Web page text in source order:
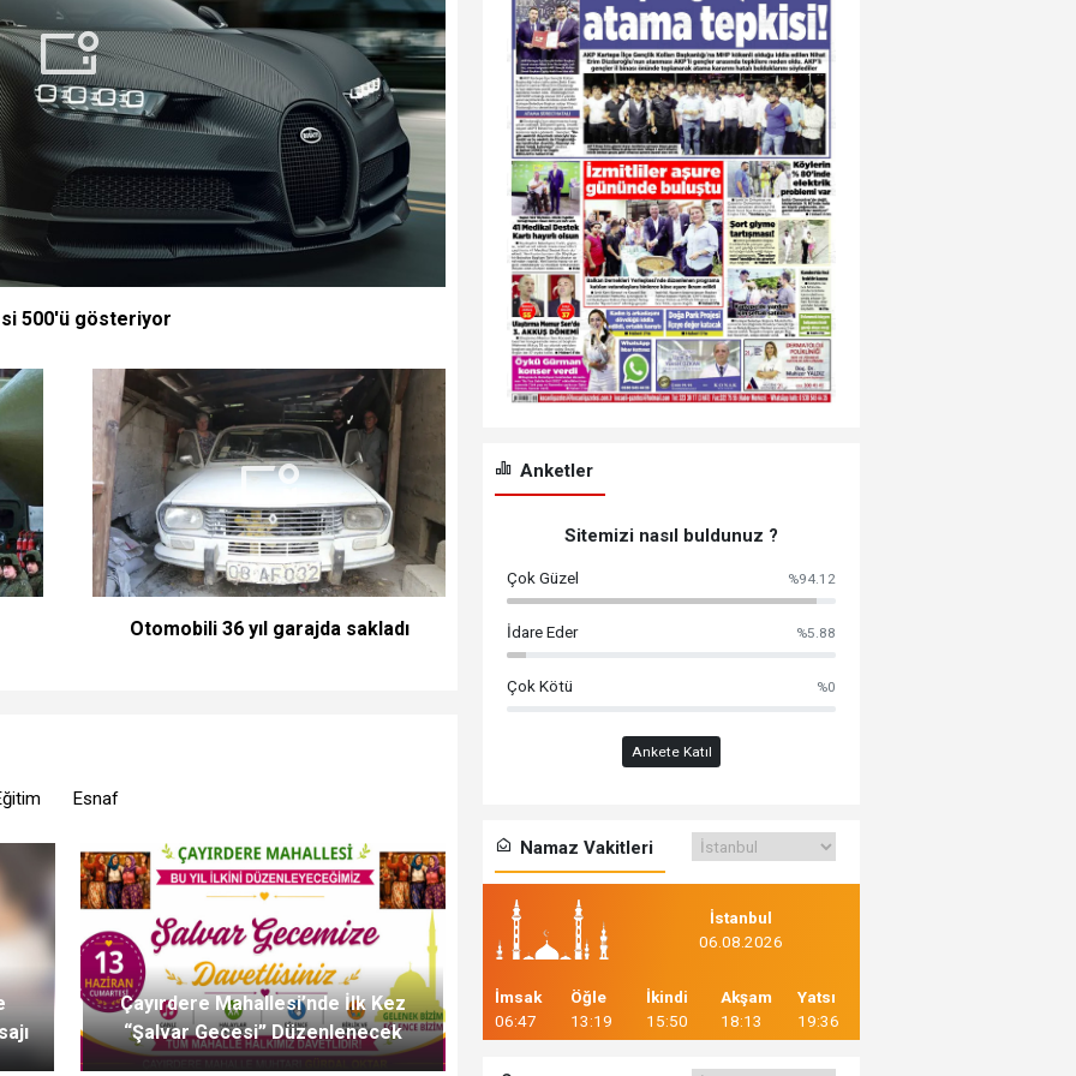
500'ü gösteriyor
Otomobili 36 yıl garajda sakladı
Esnaf
Çayırdere Mahallesi’nde İlk Kez
“Şalvar Gecesi” Düzenlenecek
Anketler
Sitemizi nasıl buldunuz ?
Çok Güzel %94.12
İdare Eder %5.88
Çok Kötü %0
Ankete Katıl
Namaz Vakitleri
İstanbul
06.08.2026
İmsak
06:47
Öğle
13:19
İkindi
15:50
Akşam
18:13
Yatsı
19:36